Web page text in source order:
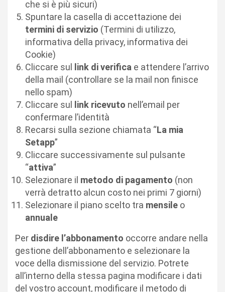
che si è più sicuri)
Spuntare la casella di accettazione dei
termini di servizio (Termini di utilizzo,
informativa della privacy, informativa dei
Cookie)
Cliccare sul
link di verifica e attendere l’arrivo
della mail (controllare se la mail non finisce
nello spam)
Cliccare sul
link ricevuto nell’email per
confermare l’identità
Recarsi sulla sezione chiamata “La mia
Setapp”
Cliccare successivamente sul pulsante
“attiva”
Selezionare il metodo di pagamento (non
verrà detratto alcun costo nei primi 7 giorni)
Selezionare il piano scelto tra mensile o
annuale
Per disdire l’abbonamento occorre andare nella
gestione dell’abbonamento e selezionare la
voce della dismissione del servizio. Potrete
all’interno della stessa pagina modificare i dati
del vostro account, modificare il metodo di